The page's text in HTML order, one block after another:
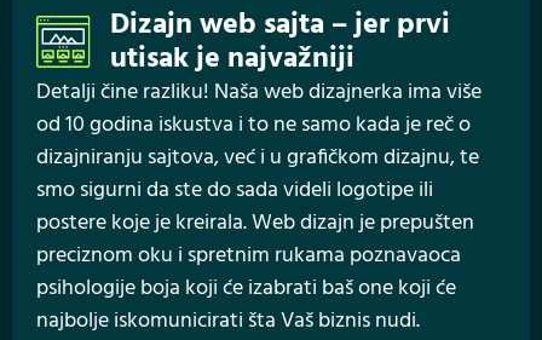
Dizajn web sajta – jer prvi
utisak je najvažniji
Detalji čine razliku! Naša web dizajnerka ima više
od 10 godina iskustva i to ne samo kada je reč o
dizajniranju sajtova, već i u grafičkom dizajnu, te
smo sigurni da ste do sada videli logotipe ili
postere koje je kreirala. Web dizajn je prepušten
preciznom oku i spretnim rukama poznavaoca
psihologije boja koji će izabrati baš one koji će
najbolje iskomunicirati šta Vaš biznis nudi.